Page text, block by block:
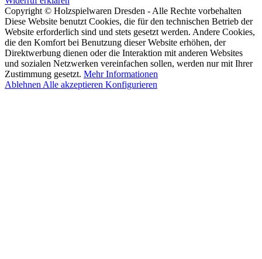
Copyright © Holzspielwaren Dresden - Alle Rechte vorbehalten
Diese Website benutzt Cookies, die für den technischen Betrieb der
Website erforderlich sind und stets gesetzt werden. Andere Cookies,
die den Komfort bei Benutzung dieser Website erhöhen, der
Direktwerbung dienen oder die Interaktion mit anderen Websites
und sozialen Netzwerken vereinfachen sollen, werden nur mit Ihrer
Zustimmung gesetzt. Mehr Informationen
Ablehnen Alle akzeptieren Konfigurieren